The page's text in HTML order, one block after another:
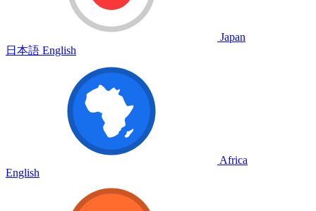
Japan
日本語 English
Africa
English